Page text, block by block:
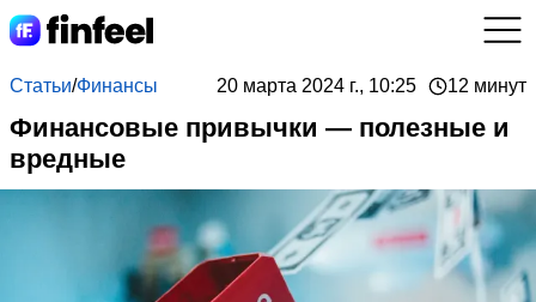
Статьи/Финансы 20 марта 2024 г., 10:25 12 минут
Финансовые привычки — полезные и
вредные